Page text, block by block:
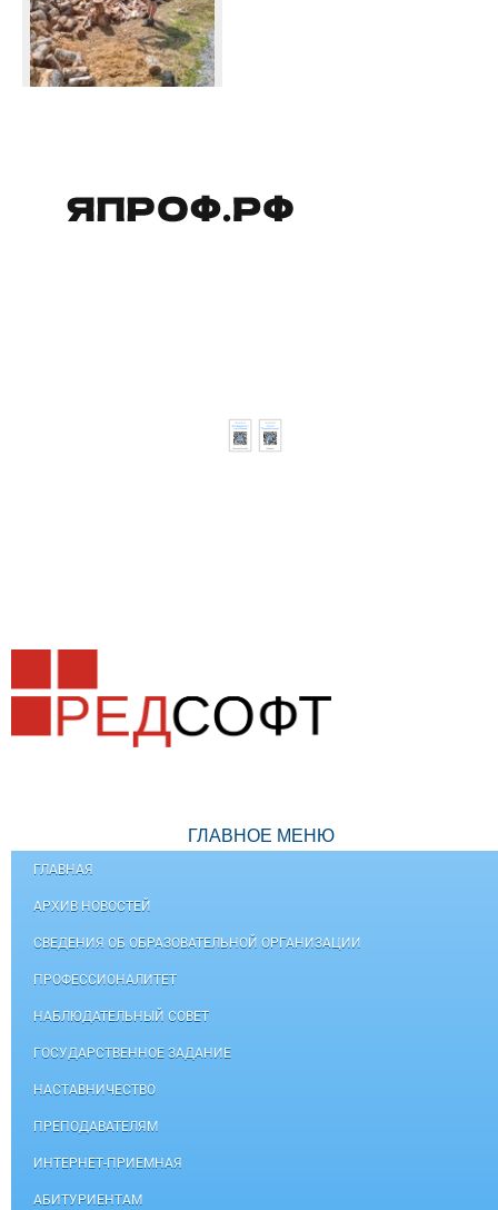
ГЛАВНОЕ МЕНЮ
ГЛАВНАЯ
АРХИВ НОВОСТЕЙ
СВЕДЕНИЯ ОБ ОБРАЗОВАТЕЛЬНОЙ ОРГАНИЗАЦИИ
ПРОФЕССИОНАЛИТЕТ
НАБЛЮДАТЕЛЬНЫЙ СОВЕТ
ГОСУДАРСТВЕННОЕ ЗАДАНИЕ
НАСТАВНИЧЕСТВО
ПРЕПОДАВАТЕЛЯМ
ИНТЕРНЕТ-ПРИЕМНАЯ
АБИТУРИЕНТАМ